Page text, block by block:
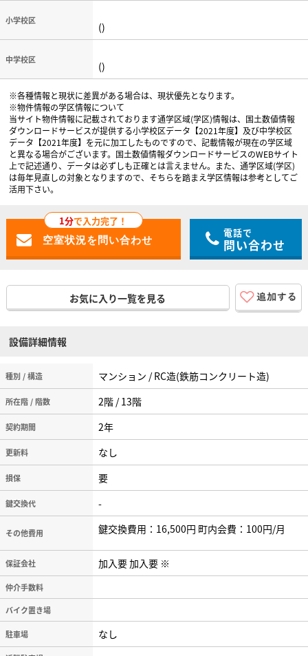
小学校区 ()
中学校区 ()
※各種情報と現状に差異がある場合は、現状優先となります。
※物件情報の学区情報について
当サイト物件情報に記載されております通学区域(学区)情報は、国土数値情報
ダウンロードサービスが提供する小学校区データ【2021年度】及び中学校区
データ【2021年度】を元に加工したものですので、記載情報が現在の学区域
と異なる場合がございます。国土数値情報ダウンロードサービスのWEBサイト
上で記述通り、データは必ずしも正確とは言えません。また、通学区域(学区)
は毎年見直しの対象となりますので、そちらを踏まえ学区情報は参考としてご
活用下さい。
1分で入力完了！
電話で
問い合わせ
お気に入り一覧を見る
設備詳細情報
種別 / 構造 マンション / RC造(鉄筋コンクリート造)
所在階 / 階数 2階 / 13階
契約期間 2年
更新料 なし
損保 要
鍵交換代 -
その他費用 鍵交換費用：16,500円 町内会費：100円/月
保証会社 加入要 加入要 ※
仲介手数料
バイク置き場
駐車場 なし